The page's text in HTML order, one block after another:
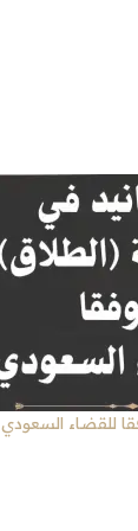
للقضاء السعودي